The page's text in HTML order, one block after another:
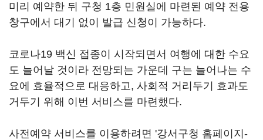
미리 예약한 뒤 구청 1층 민원실에 마련된 예약 전용
창구에서 대기 없이 발급 신청이 가능하다.
코로나19 백신 접종이 시작되면서 여행에 대한 수요
도 늘어날 것이라 전망되는 가운데 구는 늘어나는 수
요에 효율적으로 대응하고, 사회적 거리두기 효과도
거두기 위해 이번 서비스를 마련했다.
사전예약 서비스를 이용하려면 '강서구청 홈페이지-